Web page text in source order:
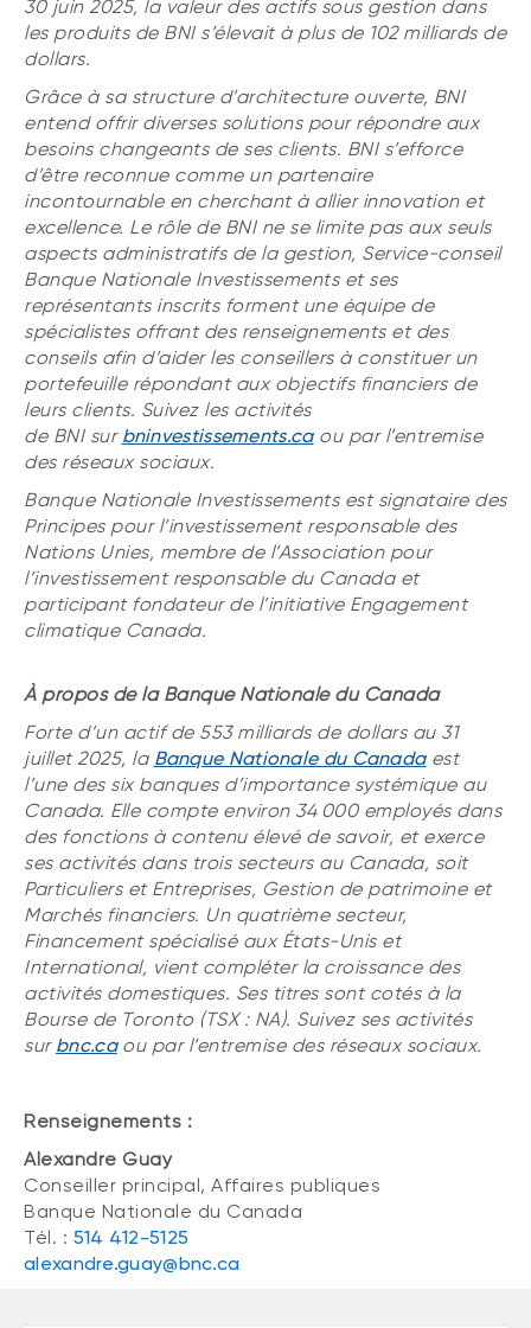
30 juin 2025, la valeur des actifs sous gestion dans
les produits de BNI s’élevait à plus de 102 milliards de
dollars.
Grâce à sa structure d’architecture ouverte, BNI
entend offrir diverses solutions pour répondre aux
besoins changeants de ses clients. BNI s’efforce
d’être reconnue comme un partenaire
incontournable en cherchant à allier innovation et
excellence. Le rôle de BNI ne se limite pas aux seuls
aspects administratifs de la gestion, Service-conseil
Banque Nationale Investissements et ses
représentants inscrits forment une équipe de
spécialistes offrant des renseignements et des
conseils afin d’aider les conseillers à constituer un
portefeuille répondant aux objectifs financiers de
leurs clients. Suivez les activités
de BNI sur bninvestissements.caou par l’entremise
des réseaux sociaux.
Banque Nationale Investissements est signataire des
Principes pour l’investissement responsable des
Nations Unies, membre de l’Association pour
l’investissement responsable du Canada et
participant fondateur de l’initiative Engagement
climatique Canada.
À propos de la Banque Nationale du Canada
Forte d’un actif de 553 milliards de dollars au 31
juillet 2025, la Banque Nationale du Canadaest
l’une des six banques d’importance systémique au
Canada. Elle compte environ 34 000 employés dans
des fonctions à contenu élevé de savoir, et exerce
ses activités dans trois secteurs au Canada, soit
Particuliers et Entreprises, Gestion de patrimoine et
Marchés financiers. Un quatrième secteur,
Financement spécialisé aux États-Unis et
International, vient compléter la croissance des
activités domestiques. Ses titres sont cotés à la
Bourse de Toronto (TSX : NA). Suivez ses activités
sur bnc.caou par l’entremise des réseaux sociaux.
Renseignements :
Alexandre Guay
Conseiller principal, Affaires publiques
Banque Nationale du Canada
Tél. : 514 412-5125
alexandre.guay@bnc.ca